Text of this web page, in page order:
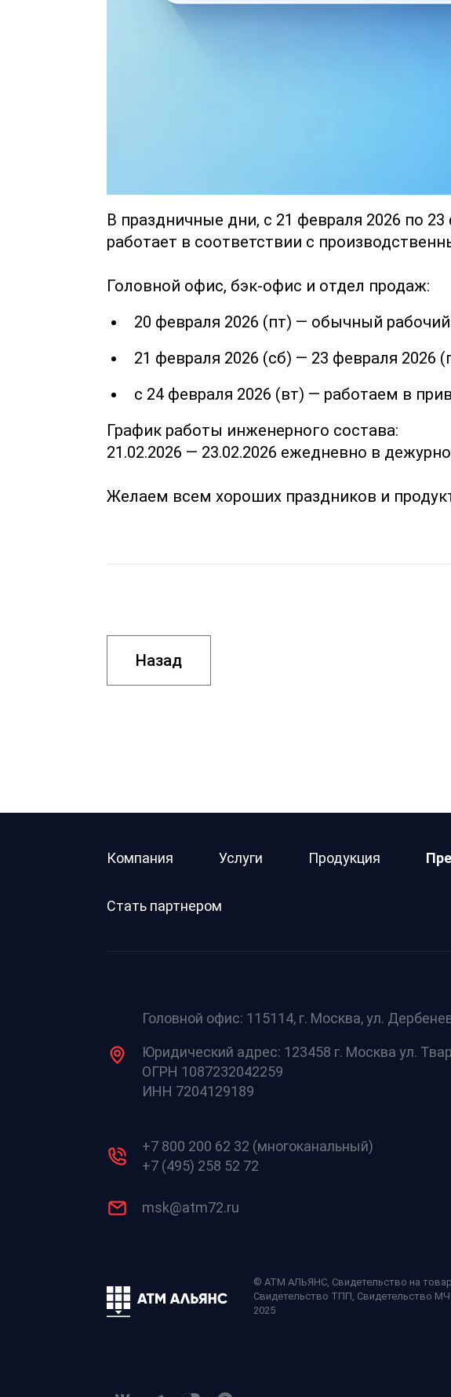
В праздничные дни, с 21 февраля 2026 по
работает в соответствии с
Головной офис, бэк-офис и отдел продаж:
20 февраля 2026 (пт) — обычный
21 февраля 2026 (сб) — 23 февраля 2026
с 24 февраля 2026 (вт) — работаем в
График работы инженерного состава:
21.02.2026 — 23.02.2026 ежедневно в
Желаем всем хороших праздников и
Назад
Компания Услуги Продукция
Стать партнером
Головной офис: 115114, г. Москва, ул.
Юридический адрес: 123458 г. Москва ул.
ОГРН 1087232042259
ИНН 7204129189
+7 800 200 62 32 (многоканальный)
+7 (495) 258 52 72
msk@atm72.ru
© АТМ АЛЬЯНС, Свидетельство на
Свидетельство ТПП Свидетельство
2025